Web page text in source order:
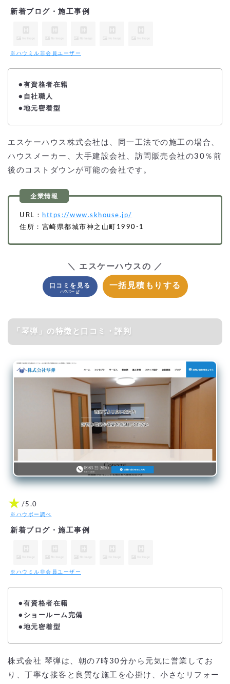
新着ブログ・施工事例
※ハウミル非会員ユーザー
● 有資格者在籍
●自社職人
●地元密着型
エスケーハウス株式会社は、同一工法での施工の場合、
ハウスメーカー、大手建設会社、訪問販売会社の30％前
後のコストダウンが可能の会社です。
URL：
https://www.skhouse.jp/
住所：宮崎県都城市神之山町1990-1
＼ エスケーハウスの ／
口コミを見る 一括見積もりする
「琴弾」の特徴と口コミ・評判
★ /5.0
※ハウボー調べ
新着ブログ・施工事例
※ハウミル非会員ユーザー
● 有資格者在籍
●ショールーム完備
●地元密着型
株式会社 琴弾は、朝の7時30分から元気に営業してお
り、丁寧な接客と良質な施工を心掛け、小さなリフォー